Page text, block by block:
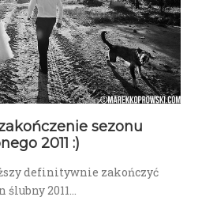
sezonu
2011 :)
definitywnie zakończyć
ślubny 2011...